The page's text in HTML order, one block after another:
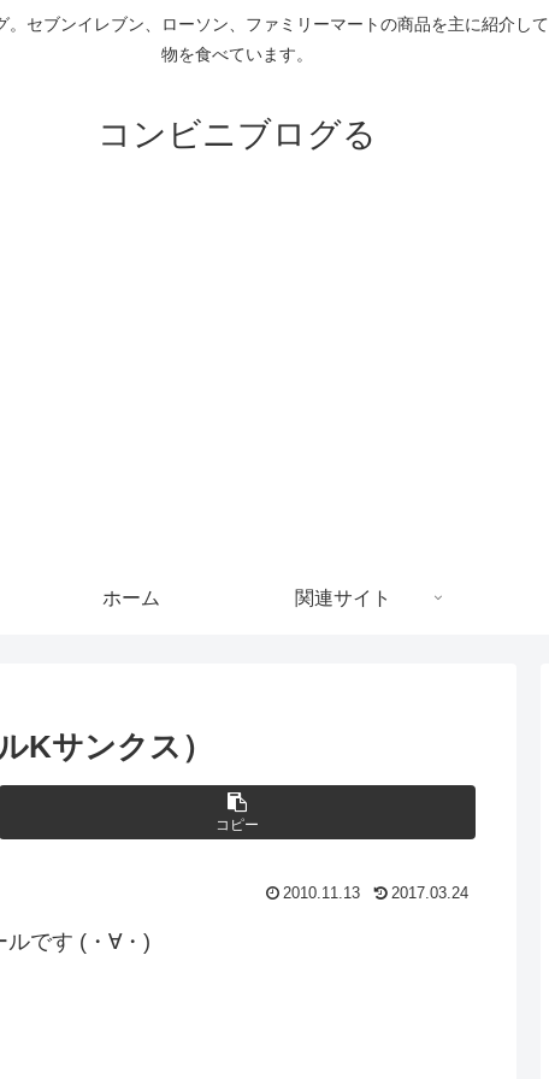
セブンイレブン、ローソン、ファミリーマートの商品を主に紹介し
物を食べています。
コンビニブログる
ホーム 関連サイト
Kサンクス）
コピー
2010.11.13 2017.03.24
ルです (・∀・)